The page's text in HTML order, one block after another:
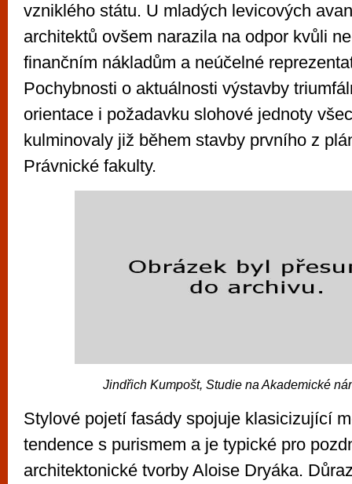
vzniklého státu. U mladých levicových
architektů ovšem narazila na odpor kvůli
finančním nákladům a neúčelné
Pochybnosti o aktuálnosti výstavby
orientace i požadavku slohové jednoty
kulminovaly již během stavby prvního z
Právnické fakulty.
Jindřich Kumpošt, Studie na Akademické
Stylové pojetí fasády spojuje klasicizující
tendence s purismem a je typické pro
architektonické tvorby Aloise Dryáka.